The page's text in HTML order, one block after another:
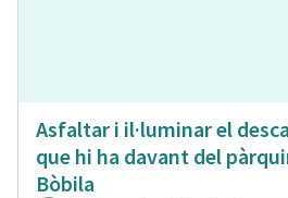
Asfaltar i il·luminar el
que hi ha davant del
Bòbila